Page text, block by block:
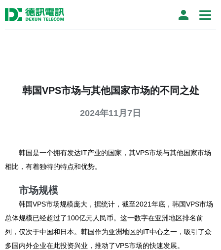
韩国VPS市场与其他国家市场的不同之处
2024年11月7日
韩国是一个拥有发达IT产业的国家，其VPS市场与其他国家市场
相比，有着独特的特点和优势。
市场规模
韩国VPS市场规模庞大，据统计，截至2021年底，韩国VPS市场
总体规模已经超过了100亿元人民币。这一数字在亚洲地区排名前
列，仅次于中国和日本。韩国作为亚洲地区的IT中心之一，吸引了众
多国内外企业在此投资兴业，推动了VPS市场的快速发展。